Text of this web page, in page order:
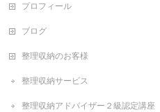
プロフィール
ブログ
整理収納のお客様
整理収納サービス
整理収納アドバイザー２級認定講座